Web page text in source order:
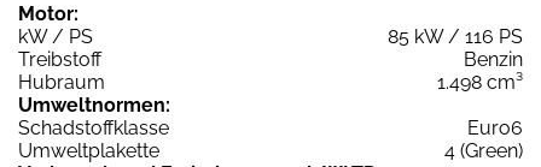
Motor:
kW / PS
85 kW / 116 PS
Treibstoff
Benzin
Hubraum
1.498 cm³
Umweltnormen:
Schadstoffklasse
Euro6
Umweltplakette
4 (Green)